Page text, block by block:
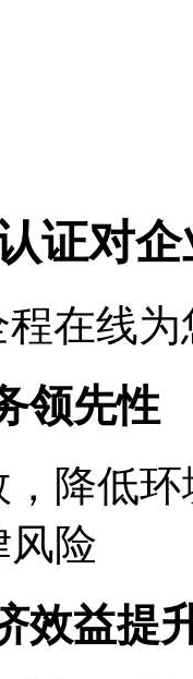
证对
在线
领先性
降低环
风险
效益提